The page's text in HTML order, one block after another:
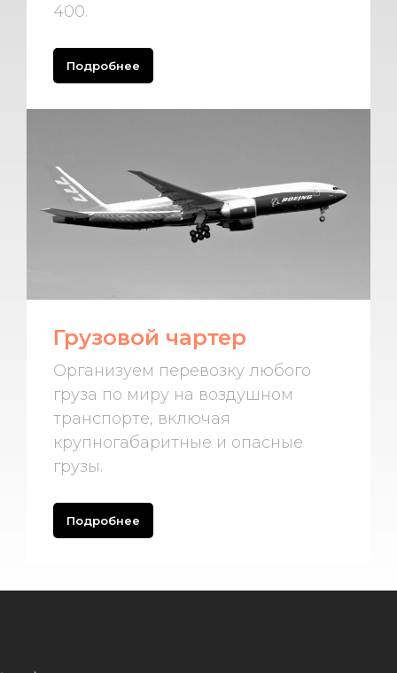
400.
Подробнее
Грузовой чартер
Организуем перевозку любого
груза по миру на воздушном
транспорте, включая
крупногабаритные и опасные
грузы.
Подробнее